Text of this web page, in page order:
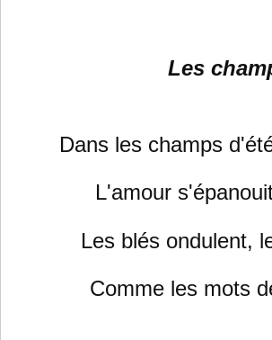
Les
Dans les champs
L'amour
Les blés ondulent,
Comme les mots